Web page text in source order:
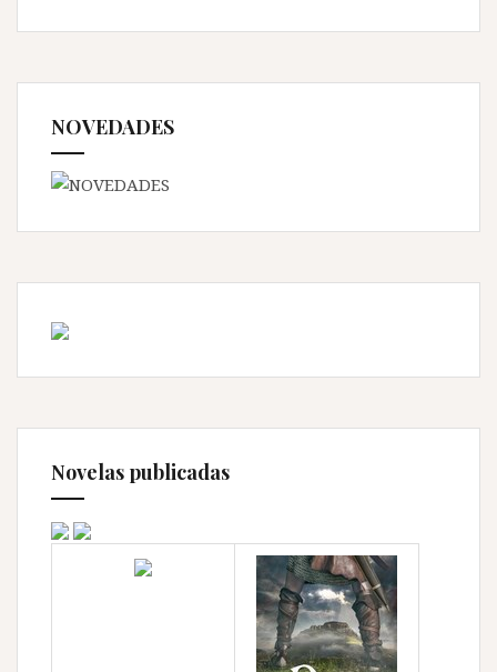
NOVEDADES
Novelas publicadas